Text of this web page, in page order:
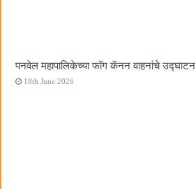
पनवेल महापालिकेच्या फॉग कॅनन वाहनांचे उद्घाटन
18th June 2026